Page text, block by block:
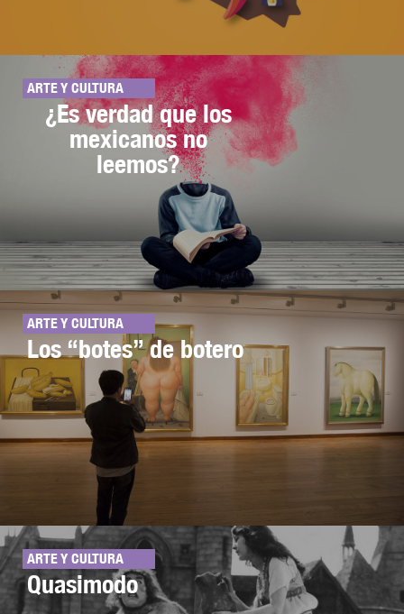
ARTE Y CULTURA
¿Es verdad que los
mexicanos no
leemos?
ARTE Y CULTURA
Los “botes” de botero
ARTE Y CULTURA
Quasimodo